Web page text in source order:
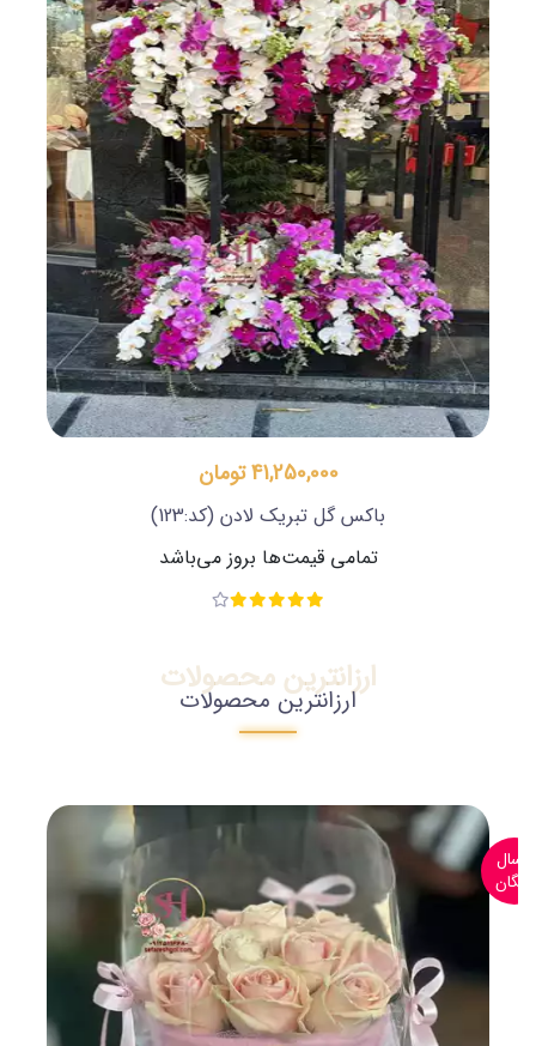
41,250,000 تومان
باکس گل تبریک لادن (کد:123)
تمامی قیمت‌ها بروز می‌باشد
ارزانترین محصولات
ارزانترین محصولات
ارسال
رایگان